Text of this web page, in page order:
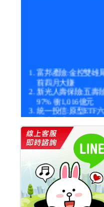
富邦產險:金控雙雄
前四月大賺
新光人壽保險:五壽
97% 衝1,016億元
統一投信:原型ETF
漲逾九成
統一投信:主動式
價 被盯上
新光人壽保險:新壽
價金將達996億
宇辰系統科技:宇辰
創新高 啟動興櫃轉上
計畫
明緯企業:明緯永續
競賽 以電源驅動善